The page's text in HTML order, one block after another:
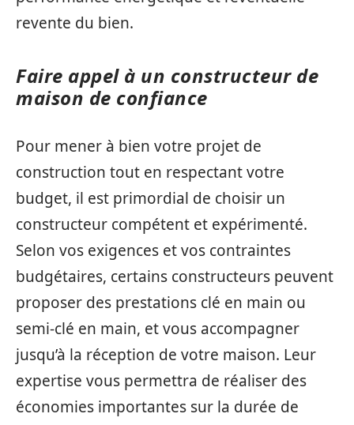
revente du bien.
Faire appel à un constructeur de
maison de confiance
Pour mener à bien votre projet de
construction tout en respectant votre
budget, il est primordial de choisir un
constructeur compétent et expérimenté.
Selon vos exigences et vos contraintes
budgétaires, certains constructeurs peuvent
proposer des prestations clé en main ou
semi-clé en main, et vous accompagner
jusqu’à la réception de votre maison. Leur
expertise vous permettra de réaliser des
économies importantes sur la durée de